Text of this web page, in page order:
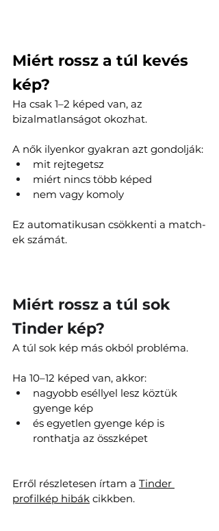
Miért rossz a túl kevés
kép?
Ha csak 1–2 képed van, az
bizalmatlanságot okozhat.
A nők ilyenkor gyakran azt gondolják:
mit rejtegetsz
miért nincs több képed
nem vagy komoly
Ez automatikusan csökkenti a match-
ek számát.
Miért rossz a túl sok
Tinder kép?
A túl sok kép más okból probléma.
Ha 10–12 képed van, akkor:
nagyobb eséllyel lesz köztük
gyenge kép
és egyetlen gyenge kép is
ronthatja az összképet
Erről részletesen írtam a Tinder
profilkép hibák cikkben.